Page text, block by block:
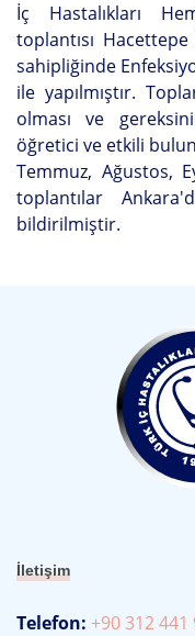
İç Hastalıkları
toplantısı
sahipliğinde
ile yapılmıştır.
olması ve
öğretici ve etkili
Temmuz, Ağustos,
toplantılar
bildirilmiştir.
İletişim
Telefon: +90 312 441